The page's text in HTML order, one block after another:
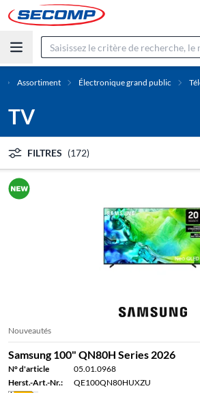
Assortiment Électronique grand public
TV
FILTRES (172)
Nouveautés
Samsung 100" QN80H Series 2026
N° d'article
05.01.0968
Herst.-Art.-Nr.:
QE100QN80HUXZU